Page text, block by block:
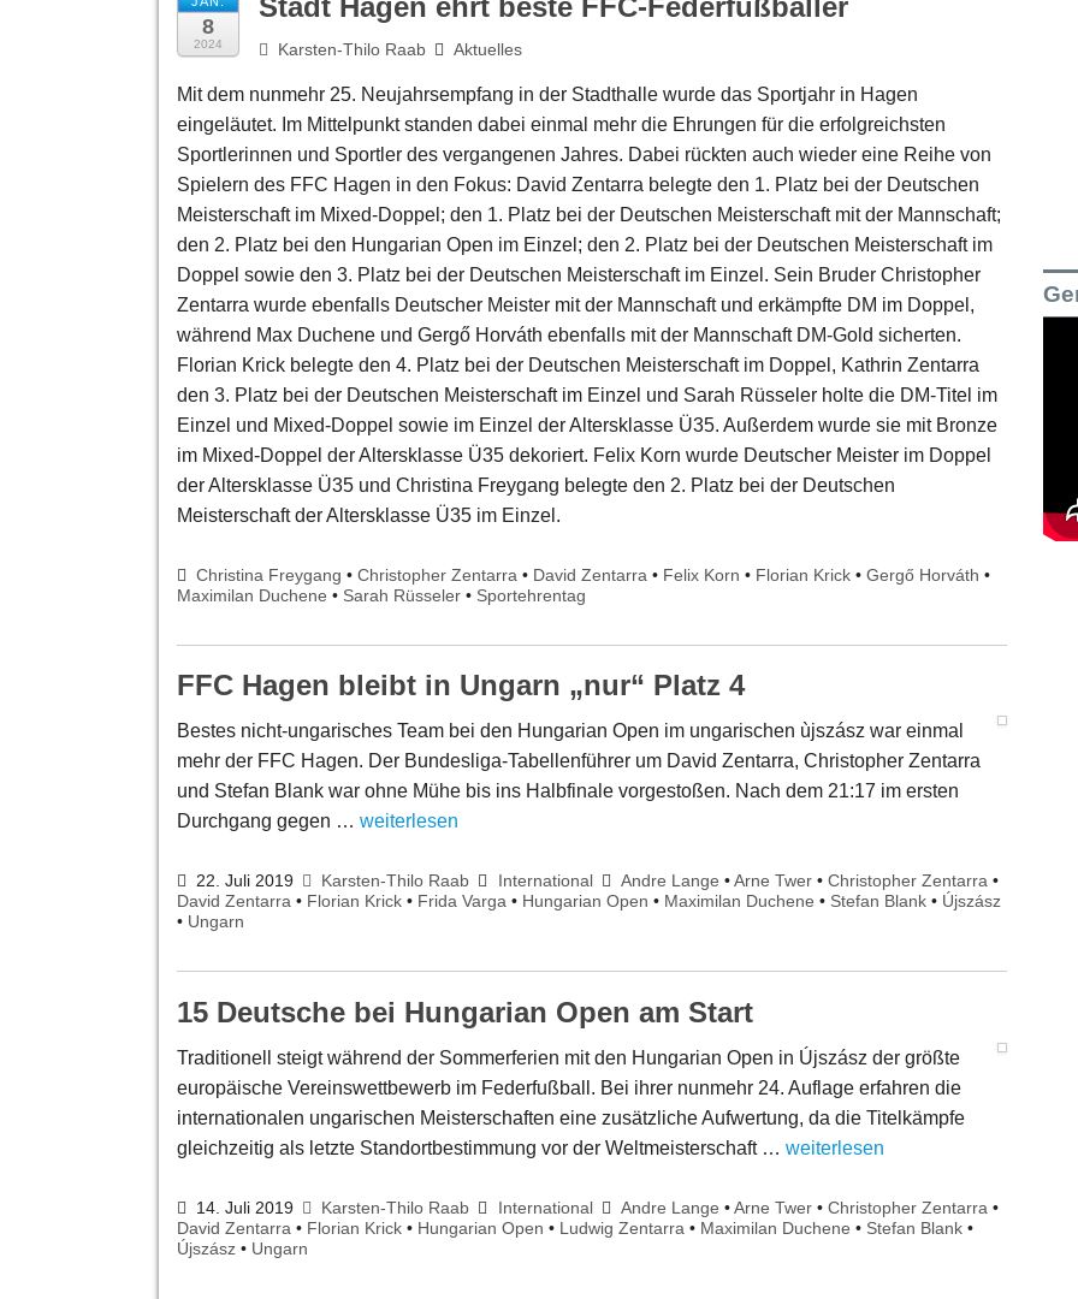
8
2024 Karsten-Thilo Raab Aktuelles
Mit dem nunmehr 25. Neujahrsempfang in der Stadthalle wurde das Sportjahr in Hagen
eingeläutet. Im Mittelpunkt standen dabei einmal mehr die Ehrungen für die erfolgreichsten
Sportlerinnen und Sportler des vergangenen Jahres. Dabei rückten auch wieder eine Reihe von
Spielern des FFC Hagen in den Fokus: David Zentarra belegte den 1. Platz bei der Deutschen
Meisterschaft im Mixed-Doppel; den 1. Platz bei der Deutschen Meisterschaft mit der Mannschaft;
den 2. Platz bei den Hungarian Open im Einzel; den 2. Platz bei der Deutschen Meisterschaft im
Doppel sowie den 3. Platz bei der Deutschen Meisterschaft im Einzel. Sein Bruder Christopher
Zentarra wurde ebenfalls Deutscher Meister mit der Mannschaft und erkämpfte DM im Doppel,
während Max Duchene und Gergő Horváth ebenfalls mit der Mannschaft DM-Gold sicherten.
Florian Krick belegte den 4. Platz bei der Deutschen Meisterschaft im Doppel, Kathrin Zentarra
den 3. Platz bei der Deutschen Meisterschaft im Einzel und Sarah Rüsseler holte die DM-Titel im
Einzel und Mixed-Doppel sowie im Einzel der Altersklasse Ü35. Außerdem wurde sie mit Bronze
im Mixed-Doppel der Altersklasse Ü35 dekoriert. Felix Korn wurde Deutscher Meister im Doppel
der Altersklasse Ü35 und Christina Freygang belegte den 2. Platz bei der Deutschen
Meisterschaft der Altersklasse Ü35 im Einzel.
Christina Freygang •Christopher Zentarra • David Zentarra • Felix Korn • Florian Krick •Gergő Horváth •
Maximilan Duchene • Sarah Rüsseler • Sportehrentag
FFC Hagen bleibt in Ungarn „nur“ Platz 4
Bestes nicht-ungarisches Team bei den Hungarian Open im ungarischen ùjszász war einmal
mehr der FFC Hagen. Der Bundesliga-Tabellenführer um David Zentarra, Christopher Zentarra
und Stefan Blank war ohne Mühe bis ins Halbfinale vorgestoßen. Nach dem 21:17 im ersten
Durchgang gegen … weiterlesen
22. Juli 2019 Karsten-Thilo Raab International Andre Lange •Arne Twer• Christopher Zentarra•
David Zentarra • Florian Krick • Frida Varga • Hungarian Open • Maximilan Duchene • Stefan Blank • Újszász
• Ungarn
15 Deutsche bei Hungarian Open am Start
Traditionell steigt während der Sommerferien mit den Hungarian Open in Újszász der größte
europäische Vereinswettbewerb im Federfußball. Bei ihrer nunmehr 24. Auflage erfahren die
internationalen ungarischen Meisterschaften eine zusätzliche Aufwertung, da die Titelkämpfe
gleichzeitig als letzte Standortbestimmung vor der Weltmeisterschaft … weiterlesen
14. Juli 2019 Karsten-Thilo Raab International Andre Lange •Arne Twer• Christopher Zentarra•
David Zentarra • Florian Krick • Hungarian Open • Ludwig Zentarra • Maximilan Duchene • Stefan Blank •
Újszász • Ungarn